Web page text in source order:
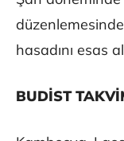
hasadını esas
BUDİST